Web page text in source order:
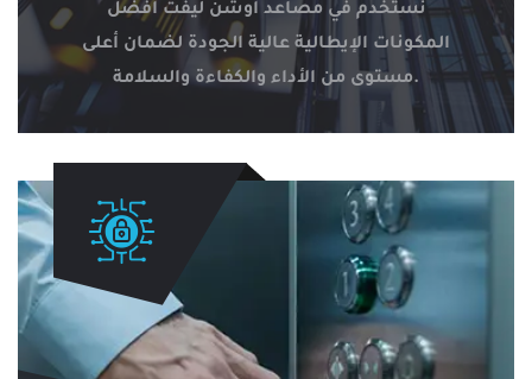
نستخدم في مصاعد أوشن ليفت أفضل
المكونات الإيطالية عالية الجودة لضمان أعلى
مستوى من الأداء والكفاءة والسلامة.